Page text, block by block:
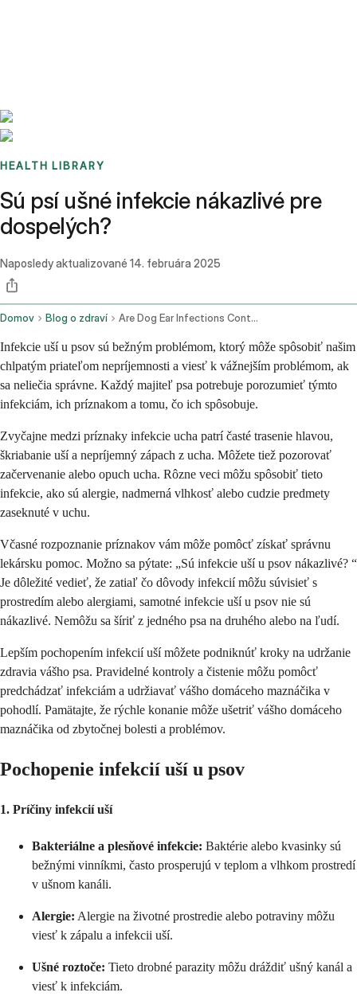
HEALTH LIBRARY
Sú psí ušné infekcie nákazlivé pre
dospelých?
Naposledy aktualizované 14. februára 2025
Domov Blog o zdraví Are Dog Ear Infections Contagious In Adults
Infekcie uší u psov sú bežným problémom, ktorý môže spôsobiť našim
chlpatým priateľom nepríjemnosti a viesť k vážnejším problémom, ak
sa neliečia správne. Každý majiteľ psa potrebuje porozumieť týmto
infekciám, ich príznakom a tomu, čo ich spôsobuje.
Zvyčajne medzi príznaky infekcie ucha patrí časté trasenie hlavou,
škriabanie uší a nepríjemný zápach z ucha. Môžete tiež pozorovať
začervenanie alebo opuch ucha. Rôzne veci môžu spôsobiť tieto
infekcie, ako sú alergie, nadmerná vlhkosť alebo cudzie predmety
zaseknuté v uchu.
Včasné rozpoznanie príznakov vám môže pomôcť získať správnu
lekársku pomoc. Možno sa pýtate: „Sú infekcie uší u psov nákazlivé? “
Je dôležité vedieť, že zatiaľ čo dôvody infekcií môžu súvisieť s
prostredím alebo alergiami, samotné infekcie uší u psov nie sú
nákazlivé. Nemôžu sa šíriť z jedného psa na druhého alebo na ľudí.
Lepším pochopením infekcií uší môžete podniknúť kroky na udržanie
zdravia vášho psa. Pravidelné kontroly a čistenie môžu pomôcť
predchádzať infekciám a udržiavať vášho domáceho maznáčika v
pohodlí. Pamätajte, že rýchle konanie môže ušetriť vášho domáceho
maznáčika od zbytočnej bolesti a problémov.
Pochopenie infekcií uší u psov
1. Príčiny infekcií uší
Bakteriálne a plesňové infekcie: Baktérie alebo kvasinky sú
bežnými vinníkmi, často prosperujú v teplom a vlhkom prostredí
v ušnom kanáli.
Alergie: Alergie na životné prostredie alebo potraviny môžu
viesť k zápalu a infekcii uší.
Ušné roztoče: Tieto drobné parazity môžu dráždiť ušný kanál a
viesť k infekciám.